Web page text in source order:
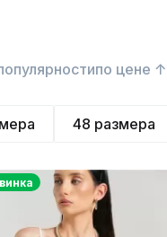
по цене ↑
48 размера